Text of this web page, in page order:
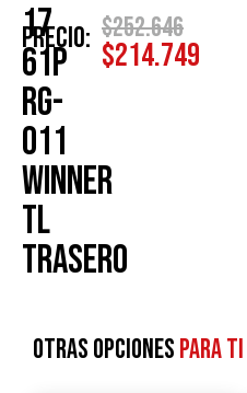
17
61P
RG-
011
WINNER
TL
TRASERO
Precio: $252.646
$214.749
Otras opcionespara ti